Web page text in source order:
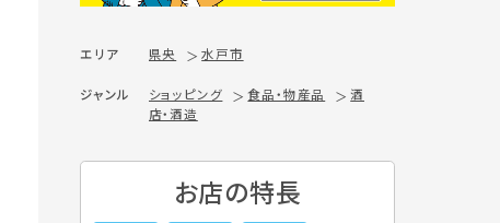
エリア 県央 水戸市
ジャンル ショッピング 食品・物産品
酒
店・酒造
お店の特長